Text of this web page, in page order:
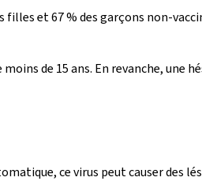
filles et 67 % des garçons non-
de 15 ans. En revanche, une
ce virus peut causer des